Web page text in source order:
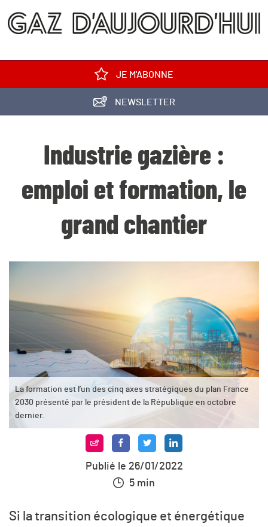
JE M'ABONNE
NEWSLETTER
Industrie gazière :
emploi et formation, le
grand chantier
La formation est l’un des cinq axes stratégiques du plan France
2030 présenté par le président de la République en octobre
dernier.
Publié le 26/01/2022
5 min
Si la transition écologique et énergétique